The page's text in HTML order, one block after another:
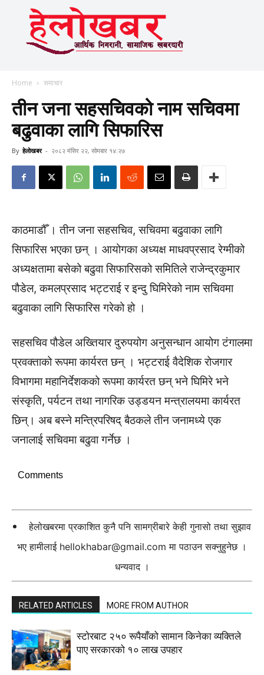
Home समाचार
तीन जना सहसचिवको नाम सचिवमा
बढुवाका लागि सिफारिस
By हेलाेखबर - २०८२ मंसिर २२, सोमबार १४:२७
काठमाडौँ । तीन जना सहसचिव, सचिवमा बढुवाका लागि
सिफारिस भएका छन् । आयोगका अध्यक्ष माधवप्रसाद रेग्मीको
अध्यक्षतामा बसेको बढुवा सिफारिसको समितिले राजेन्द्रकुमार
पौडेल, कमलप्रसाद भट्टराई र इन्दु घिमिरेको नाम सचिवमा
बढुवाका लागि सिफारिस गरेको हो ।
सहसचिव पौडेल अख्तियार दुरुपयोग अनुसन्धान आयोग टंगालमा
प्रवक्ताको रूपमा कार्यरत छन् । भट्टराई वैदेशिक रोजगार
विभागमा महानिर्देशकको रूपमा कार्यरत छन् भने घिमिरे भने
संस्कृति, पर्यटन तथा नागरिक उड्डयन मन्त्रालयमा कार्यरत
छिन्। अब बस्ने मन्त्रिपरिषद् बैठकले तीन जनामध्ये एक
जनालाई सचिवमा बढुवा गर्नेछ ।
Comments
हेलोखबरमा प्रकाशित कुनै पनि सामग्रीबारे केही गुनासो तथा सुझाव
भए हामीलाई hellokhabar@gmail.com मा पठाउन सक्नुहुनेछ ।
धन्यवाद ।
RELATED ARTICLES MORE FROM AUTHOR
स्टाेरबाट २५० रूपैयाँको सामान किनेका व्यक्तिले
पाए सरकारको १० लाख उपहार